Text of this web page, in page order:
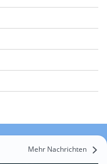
Mehr Nachrichten